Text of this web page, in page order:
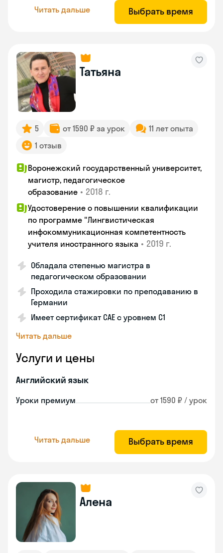
Читать дальше Выбрать время
Татьяна
5 от 1590 ₽ за урок
11 лет опыта
1 отзыв
Воронежский государственный университет,
магистр, педагогическое
образование • 2018 г.
Удостоверение о повышении квалификации
по программе "Лингвистическая
инфокоммуникационная компетентность
учителя иностранного языка • 2019 г.
Обладала степенью магистра в
педагогическом образовании
Проходила стажировки по преподаванию в
Германии
Имеет сертификат САЕ с уровнем С1
Читать дальше
Услуги и цены
Английский язык
Уроки премиум от 1590 ₽ / урок
Читать дальше Выбрать время
Алена